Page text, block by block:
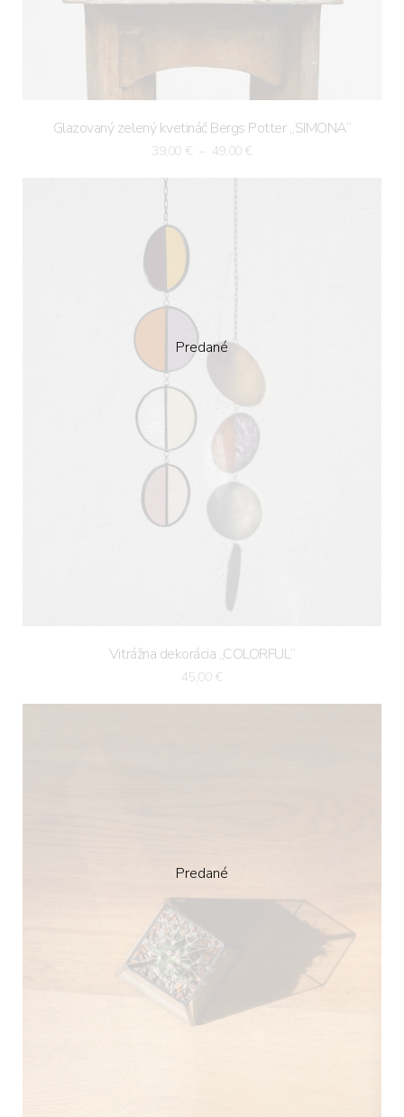
Glazovaný zelený kvetináč Bergs Potter „SIMONA“
39,00 € – 49,00 €
Vitrážna dekorácia „COLORFUL“
45,00 €
Predané
Predané